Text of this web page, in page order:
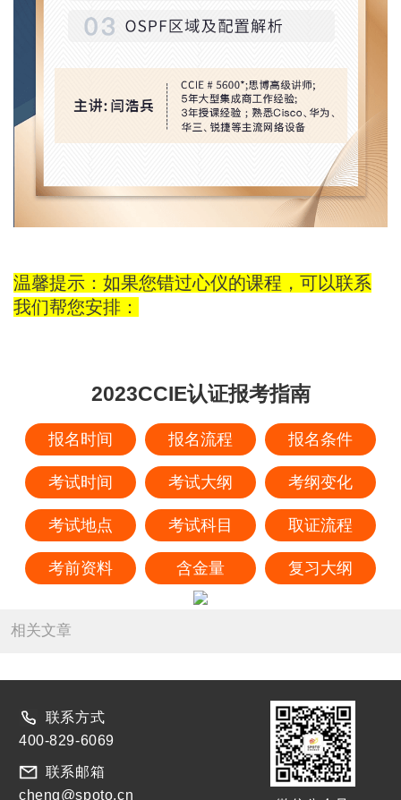
温馨提示：如果您错过心仪的课程，可以联系
我们帮您安排：
2023CCIE认证报考指南
报名时间 报名流程 报名条件
考试时间 考试大纲 考纲变化
考试地点 考试科目 取证流程
考前资料 含金量 复习大纲
相关文章
联系方式
400-829-6069
联系邮箱
chenq@spoto.cn